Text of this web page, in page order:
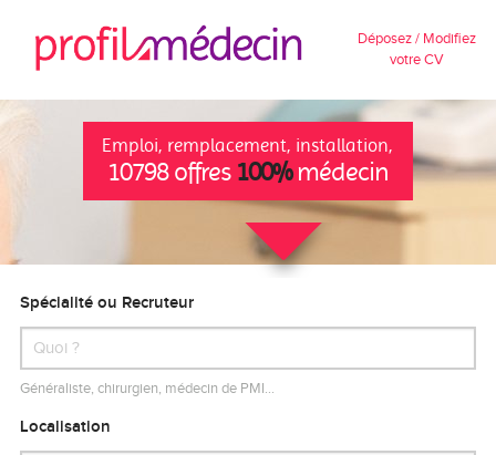
Déposez / Modifiez
votre CV
Emploi, remplacement, installation,
10798 offres 100%médecin
Spécialité ou Recruteur
Généraliste, chirurgien, médecin de PMI…
Localisation